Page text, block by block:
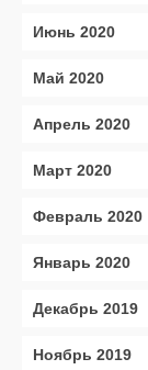
Июнь 2020
Май 2020
Апрель 2020
Март 2020
Февраль 2020
Январь 2020
Декабрь 2019
Ноябрь 2019